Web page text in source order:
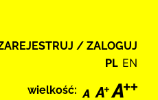
/ ZALOGUJ
PL EN
wielkość: